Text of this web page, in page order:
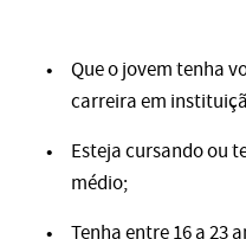
Que o jovem tenha
carreira em
Esteja cursando ou
médio;
Tenha entre 16 a 23